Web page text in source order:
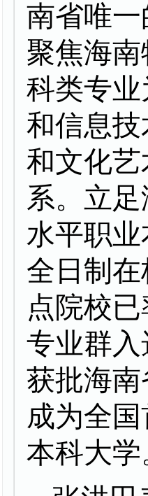
南省唯
聚焦海
科类专
和信息
和文化
系。立
水平职
全日制
点院校
专业群
获批海
成为全
本科大学